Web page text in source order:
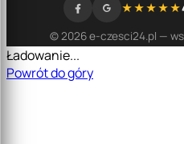
© 2026 e-czesci24.pl —
★★★★★
Ładowanie...
Powrót do góry